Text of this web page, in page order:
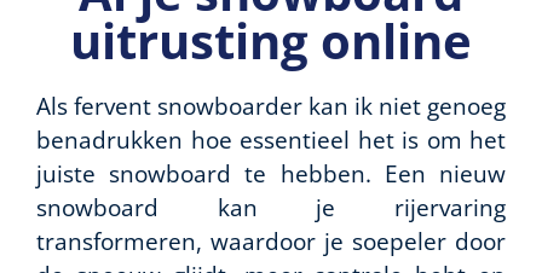
uitrusting online
Als fervent snowboarder kan ik niet genoeg
benadrukken hoe essentieel het is om het
juiste snowboard te hebben. Een nieuw
snowboard kan je rijervaring
transformeren, waardoor je soepeler door